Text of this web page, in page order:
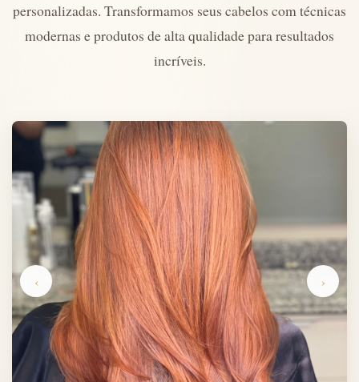
personalizadas. Transformamos seus cabelos com técnicas
modernas e produtos de alta qualidade para resultados
incríveis.
‹ ›